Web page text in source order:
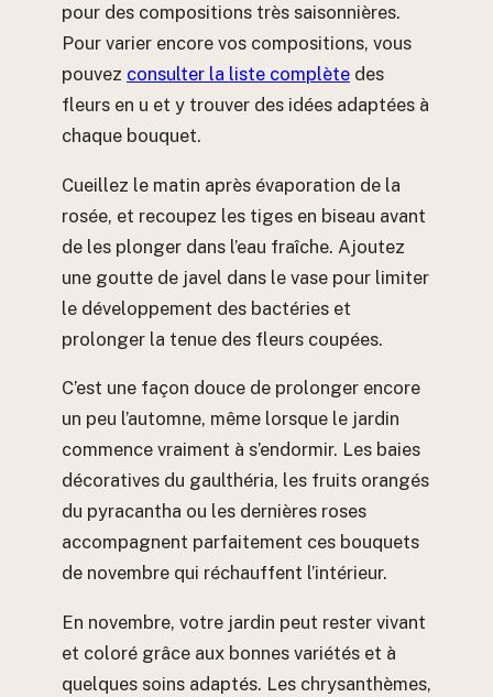
pour des compositions très saisonnières.
Pour varier encore vos compositions, vous
pouvez consulter la liste complète des
fleurs en u et y trouver des idées adaptées à
chaque bouquet.
Cueillez le matin après évaporation de la
rosée, et recoupez les tiges en biseau avant
de les plonger dans l’eau fraîche. Ajoutez
une goutte de javel dans le vase pour limiter
le développement des bactéries et
prolonger la tenue des fleurs coupées.
C’est une façon douce de prolonger encore
un peu l’automne, même lorsque le jardin
commence vraiment à s’endormir. Les baies
décoratives du gaulthéria, les fruits orangés
du pyracantha ou les dernières roses
accompagnent parfaitement ces bouquets
de novembre qui réchauffent l’intérieur.
En novembre, votre jardin peut rester vivant
et coloré grâce aux bonnes variétés et à
quelques soins adaptés. Les chrysanthèmes,